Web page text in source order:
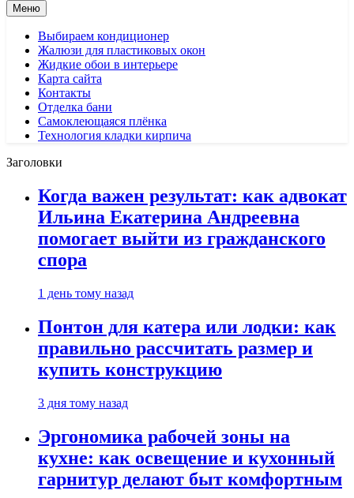
Меню
Выбираем кондиционер
Жалюзи для пластиковых окон
Жидкие обои в интерьере
Карта сайта
Контакты
Отделка бани
Самоклеющаяся плёнка
Технология кладки кирпича
Заголовки
Когда важен результат: как адвокат
Ильина Екатерина Андреевна
помогает выйти из гражданского
спора
1 день тому назад
Понтон для катера или лодки: как
правильно рассчитать размер и
купить конструкцию
3 дня тому назад
Эргономика рабочей зоны на
кухне: как освещение и кухонный
гарнитур делают быт комфортным